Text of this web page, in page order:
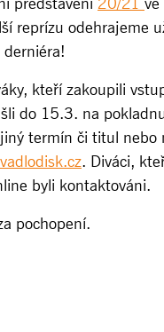
reprízu odehrajeme
kteří zakoupili
do 15.3. na
termín či titul nebo
. Diváci,
byli kontaktováni.
pochopení.